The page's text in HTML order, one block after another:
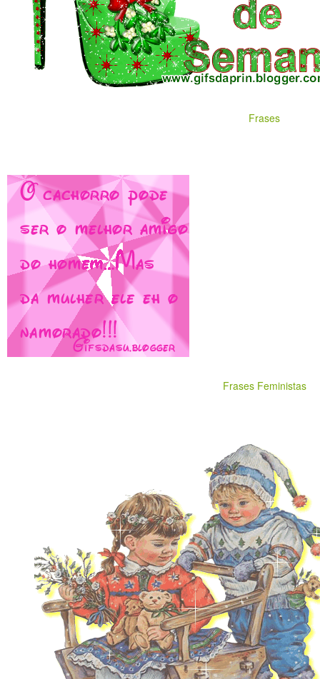
Frases
Frases Feministas